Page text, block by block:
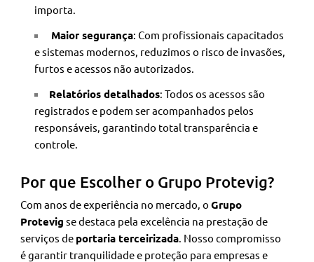
importa.
Maior segurança: Com profissionais capacitados
e sistemas modernos, reduzimos o risco de invasões,
furtos e acessos não autorizados.
Relatórios detalhados: Todos os acessos são
registrados e podem ser acompanhados pelos
responsáveis, garantindo total transparência e
controle.
Por que Escolher o Grupo Protevig?
Com anos de experiência no mercado, oGrupo
Protevig se destaca pela excelência na prestação de
serviços de portaria terceirizada . Nosso compromisso
é garantir tranquilidade e proteção para empresas e